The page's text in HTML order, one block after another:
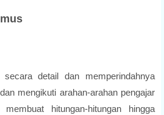
detail dan memperindahnya
mengikuti arahan-arahan pengajar
hitungan-hitungan hingga